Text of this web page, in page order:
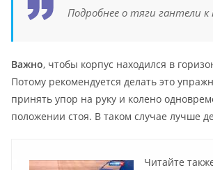
Подробнее о тяги гантели к
Важно, чтобы корпус находился в
Потому рекомендуется делать это
принять упор на руку и колено
положении стоя. В таком случае лучше
Читайте